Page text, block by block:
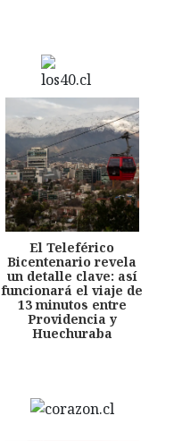
El Teleférico
Bicentenario revela
un detalle clave: así
funcionará el viaje de
13 minutos entre
Providencia y
Huechuraba